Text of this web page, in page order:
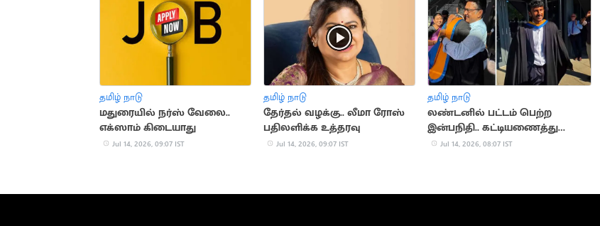
தமிழ் நாடு
மதுரையில் நர்ஸ் வேலை..
எக்ஸாம் கிடையாது
Jul 14, 2026, 09:07 IST
தமிழ் நாடு
தேர்தல் வழக்கு.. லீமா ரோஸ்
பதிலளிக்க உத்தரவு
Jul 14, 2026, 09:07 IST
தமிழ் நாடு
லண்டனில் பட்டம் பெற்ற
இன்பநிதி.. கட்டியணைத்து
வாழ்த்திய மு.க.ஸ்டாலின்
Jul 14, 2026, 08:07 IST